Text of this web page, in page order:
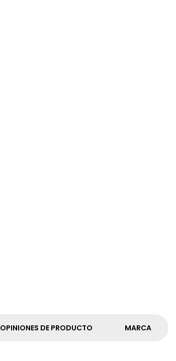
OPINIONES DE PRODUCTO MARCA